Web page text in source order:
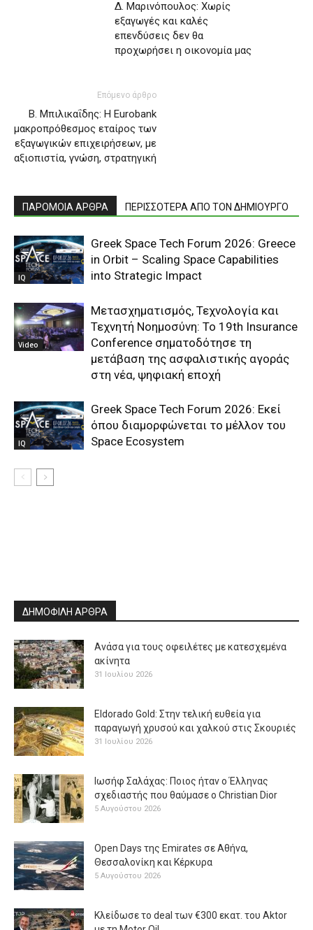
Δ. Μαρινόπουλος: Χωρίς
εξαγωγές και καλές
επενδύσεις δεν θα
προχωρήσει η οικονομία μας
Επόμενο άρθρο
Β. Μπιλικαΐδης: Η Eurobank
μακροπρόθεσμος εταίρος των
εξαγωγικών επιχειρήσεων, με
αξιοπιστία, γνώση, στρατηγική
ΠΑΡΟΜΟΙΑ ΑΡΘΡΑ ΠΕΡΙΣΣΟΤΕΡΑ ΑΠΟ ΤΟΝ ΔΗΜΙΟΥΡΓΟ
IQ
Greek Space Tech Forum 2026: Greece
in Orbit – Scaling Space Capabilities
into Strategic Impact
Video
Μετασχηματισμός, Τεχνολογία και
Τεχνητή Νοημοσύνη: Το 19th Insurance
Conference σηματοδότησε τη
μετάβαση της ασφαλιστικής αγοράς
στη νέα, ψηφιακή εποχή
IQ
Greek Space Tech Forum 2026: Εκεί
όπου διαμορφώνεται το μέλλον του
Space Ecosystem
ΔΗΜΟΦΙΛΗ ΑΡΘΡΑ
Ανάσα για τους οφειλέτες με κατεσχεμένα
ακίνητα
31 Ιουλίου 2026
Eldorado Gold: Στην τελική ευθεία για
παραγωγή χρυσού και χαλκού στις Σκουριές
31 Ιουλίου 2026
Ιωσήφ Σαλάχας: Ποιος ήταν ο Έλληνας
σχεδιαστής που θαύμασε ο Christian Dior
5 Αυγούστου 2026
Open Days της Emirates σε Αθήνα,
Θεσσαλονίκη και Κέρκυρα
5 Αυγούστου 2026
Κλείδωσε το deal των €300 εκατ. του Aktor